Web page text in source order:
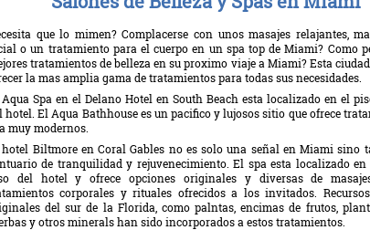
que lo mimen? Complacerse con unos masajes relajantes,
o un tratamiento para el cuerpo en un spa top de Miami? Como
tratamientos de belleza en su proximo viaje a Miami? Esta
la mas amplia gama de tratamientos para todas sus necesidades.
Spa en el Delano Hotel en South Beach esta localizado en el
hotel. El Aqua Bathhouse es un pacifico y lujosos sitio que ofrece
muy modernos.
Biltmore en Coral Gables no es solo una señal en Miami sino
de tranquilidad y rejuvenecimiento. El spa esta localizado en
del hotel y ofrece opciones originales y diversas de
corporales y rituales ofrecidos a los invitados.
del sur de la Florida, como palntas, encimas de frutos,
y otros minerals han sido incorporados a estos tratamientos.